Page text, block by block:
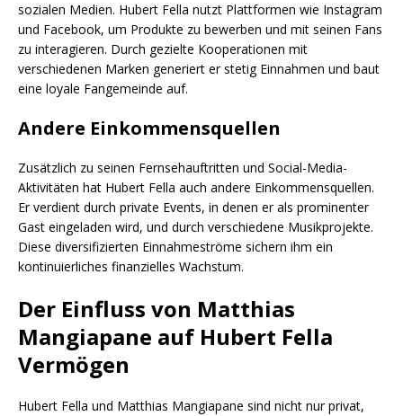
sozialen Medien. Hubert Fella nutzt Plattformen wie Instagram
und Facebook, um Produkte zu bewerben und mit seinen Fans
zu interagieren. Durch gezielte Kooperationen mit
verschiedenen Marken generiert er stetig Einnahmen und baut
eine loyale Fangemeinde auf.
Andere Einkommensquellen
Zusätzlich zu seinen Fernsehauftritten und Social-Media-
Aktivitäten hat Hubert Fella auch andere Einkommensquellen.
Er verdient durch private Events, in denen er als prominenter
Gast eingeladen wird, und durch verschiedene Musikprojekte.
Diese diversifizierten Einnahmeströme sichern ihm ein
kontinuierliches finanzielles Wachstum.
Der Einfluss von Matthias
Mangiapane auf Hubert Fella
Vermögen
Hubert Fella und Matthias Mangiapane sind nicht nur privat,